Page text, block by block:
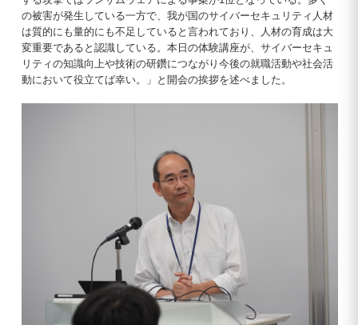
の被害が発生している一方で、我が国のサイバーセキュリティ人材
は質的にも量的にも不足していると言われており、人材の育成は大
変重要であると認識している。本日の体験講座が、サイバーセキュ
リティの知識向上や技術の研鑽につながり今後の就職活動や社会活
動において役立てば幸い。」と開会の挨拶を述べました。